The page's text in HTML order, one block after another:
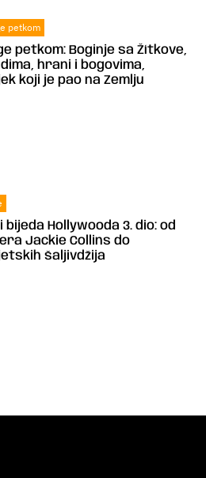
petkom
petkom: Boginje sa Žítkove,
hrani i bogovima,
koji je pao na Zemlju
bijeda Hollywooda 3. dio: od
Jackie Collins do
šaljivdžija